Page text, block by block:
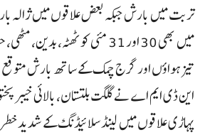
تربت میں بارش جبکہ بعض علاقوں میں ژالہ
میں بھی 30 اور 31 مئی کو ٹھٹہ،
تیز ہواؤں اور گرج چمک کے ساتھ بارش
این ڈی ایم اے نے گلگت بلتستان، بالائی
پہاڑی علاقوں میں لینڈ سلائیڈنگ کے